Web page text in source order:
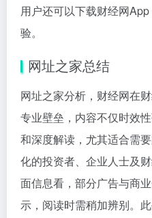
用户还可以下载财经网
验。
网址之家总结
网址之家分析，财经网在
专业壁垒，内容不仅时效
和深度解读，尤其适合需
化的投资者、企业人士及
面信息看，部分广告与商
示，阅读时需稍加辨别。